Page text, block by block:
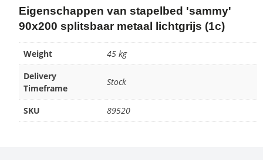
Eigenschappen van stapelbed 'sammy'
90x200 splitsbaar metaal lichtgrijs (1c)
Weight
45 kg
Delivery
Timeframe
Stock
SKU 89520